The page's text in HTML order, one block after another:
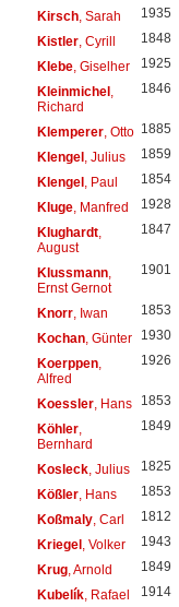
Kirsch, Sarah 1935
Kistler, Cyrill 1848
Klebe, Giselher 1925
Kleinmichel,
Richard
1846
Klemperer, Otto 1885
Klengel, Julius 1859
Klengel, Paul 1854
Kluge, Manfred 1928
Klughardt,
August
1847
Klussmann,
Ernst Gernot
1901
Knorr, Iwan 1853
Kochan, Günter 1930
Koerppen,
Alfred
1926
Koessler, Hans 1853
Köhler,
Bernhard
1849
Kosleck, Julius 1825
Kößler, Hans 1853
Koßmaly, Carl 1812
Kriegel, Volker 1943
Krug, Arnold 1849
Kubelík, Rafael 1914